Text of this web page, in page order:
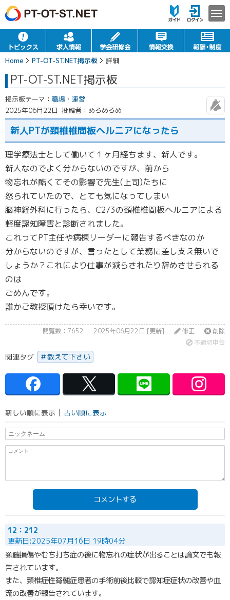
Home PT-OT-ST.NET掲示板 詳細
PT-OT-ST.NET掲示板
掲示板テーマ： 職場・運営
2025年06月22日 投稿者：めろめろめ
新人PTが頚椎椎間板ヘルニアになったら
理学療法士として働いて１ヶ月経ちます、新人です。
新人なのでよく分からないのですが、前から
物忘れが酷くてその影響で先生(上司)たちに
怒られていたので、とても気になってしまい
脳神経外科に行ったら、C2/3の頚椎椎間板ヘルニアによる
軽度認知障害と診断されました。
これってPT主任や病棟リーダーに報告するべきなのか
分からないのですが、言ったとして業務に差し支え無いで
しょうか？これにより仕事が減らされたり辞めさせられる
のは
ごめんです。
誰かご教授頂けたら幸いです。
閲覧数：7652 2025年06月22日 [更新] 修正
削除
不適切申告
関連タグ 教えて下さい
新しい順に表示 古い順に表示
コメントする
12：212
更新日:2025年07月16日 19時04分
頚髄損傷やむち打ち症の後に物忘れの症状が出ることは論文でも報
告されています。
また、頸椎症性脊髄症患者の手術前後比較で認知症症状の改善や血
流の改善が報告されています。